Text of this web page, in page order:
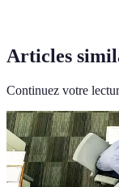
Articles
Continuez votre